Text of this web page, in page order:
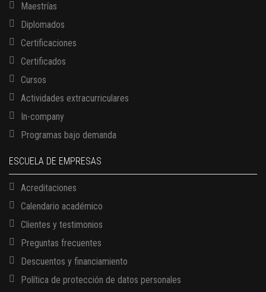
Maestrías
Diplomados
Certificaciones
Certificados
Cursos
Actividades extracurriculares
In-company
Programas bajo demanda
ESCUELA DE EMPRESAS
Acreditaciones
Calendario académico
Clientes y testimonios
Preguntas frecuentes
Descuentos y financiamiento
Política de protección de datos personales